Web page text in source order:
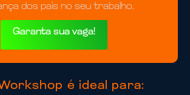
dos pais no seu trabalho.
Garanta sua vaga!
é ideal para: